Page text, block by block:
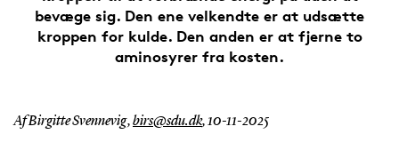
bevæge sig. Den ene velkendte er at udsætte
kroppen for kulde. Den anden er at fjerne to
aminosyrer fra kosten.
Af Birgitte Svennevig,birs@sdu.dk,10-11-2025